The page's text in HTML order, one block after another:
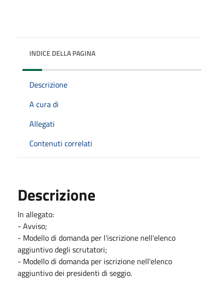
INDICE DELLA PAGINA
Descrizione
A cura di
Allegati
Contenuti correlati
Descrizione
In allegato:
- Avviso;
- Modello di domanda per l'iscrizione nell'elenco
aggiuntivo degli scrutatori;
- Modello di domanda per iscrizione nell'elenco
aggiuntivo dei presidenti di seggio.